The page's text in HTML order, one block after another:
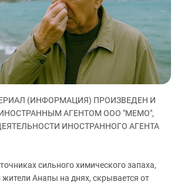
ЗАСТАВЛЯЕТ
КАВКАЗ ЗА ПАЛЕСТИНУ
ИНАКОМЫСЛИЕ В ЧЕЧНЕ
ПРЕСЛЕДОВАНИЕ АКТИВИСТОВ
МОБИЛИЗАЦИЯ И ПРОТЕСТЫ
(ИНФОРМАЦИЯ) ПРОИЗВЕДЕН И
АГЕНТОМ ООО "МЕМО",
ИНОСТРАННОГО АГЕНТА
сильного химического запаха,
Анапы на днях, скрывается от